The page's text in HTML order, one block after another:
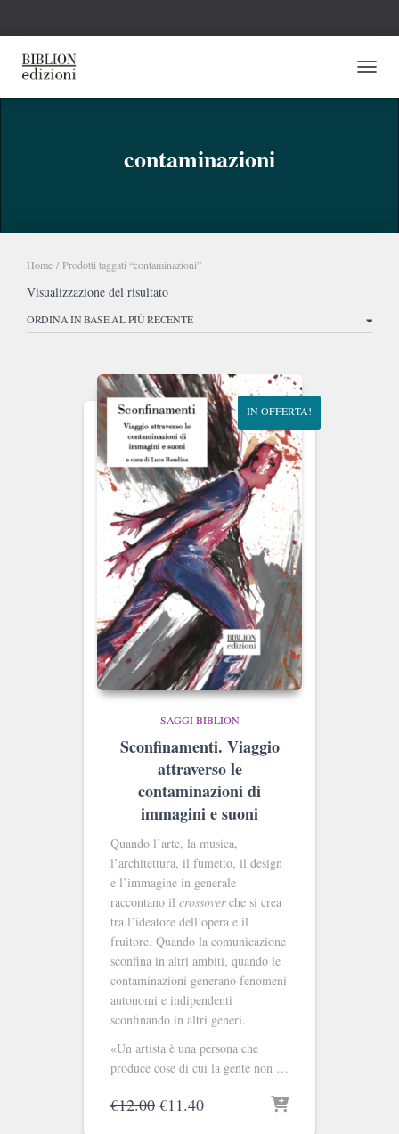
contaminazioni
Home / Prodotti taggati “contaminazioni”
Visualizzazione del risultato
IN OFFERTA!
SAGGI BIBLION
Sconfinamenti. Viaggio
attraverso le
contaminazioni di
immagini e suoni
Quando l’arte, la musica,
l’architettura, il fumetto, il design
e l’immagine in generale
raccontano il crossoverche si crea
tra l’ideatore dell’opera e il
fruitore. Quando la comunicazione
sconfina in altri ambiti, quando le
contaminazioni generano fenomeni
autonomi e indipendenti
sconfinando in altri generi.
«Un artista è una persona che
produce cose di cui la gente non …
€12.00 Il
€11.40Il